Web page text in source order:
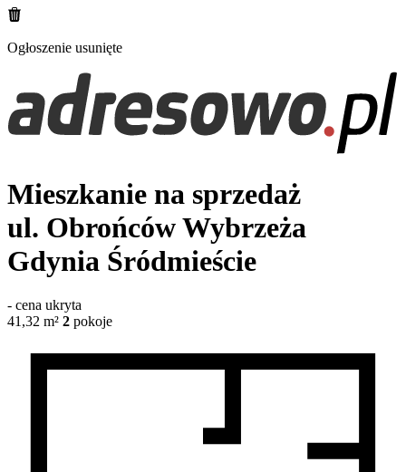
Ogłoszenie usunięte
Mieszkanie na sprzedaż
ul. Obrońców Wybrzeża
Gdynia Śródmieście
- cena ukryta
41,32 m² 2 pokoje